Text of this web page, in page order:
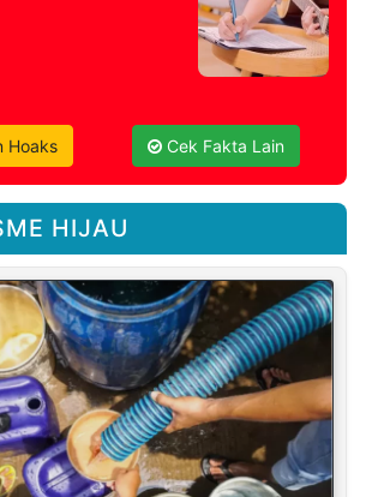
Hoaks Cek Fakta Lain
HIJAU